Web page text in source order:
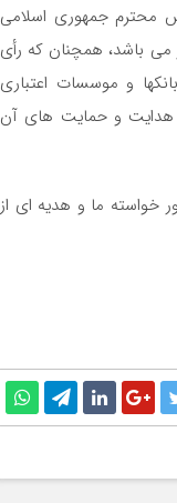
محترم جمهوری اسلامی
می باشد، همچنان که رأی
و موسسات اعتباری
هدایت و حمایت های آن
خواسته ما و هدیه ای از